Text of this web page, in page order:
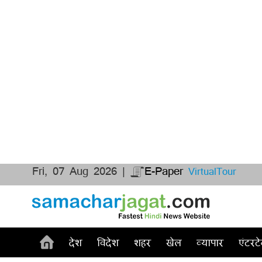
Fri, 07 Aug 2026 | E-Paper VirtualTour
देश विदेश शहर खेल व्यापार